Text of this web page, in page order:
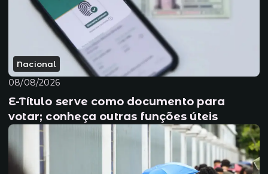
Nacional
08/08/2026
E-Título serve como documento para
votar; conheça outras funções úteis